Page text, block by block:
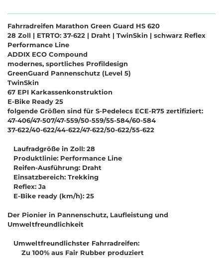
Fahrradreifen Marathon Green Guard HS 620
28 Zoll | ETRTO: 37-622 | Draht | TwinSkin | schwarz Reflex
Performance Line
ADDIX ECO Compound
modernes, sportliches Profildesign
GreenGuard Pannenschutz (Level 5)
TwinSkin
67 EPI Karkassenkonstruktion
E-Bike Ready 25
folgende Größen sind für S-Pedelecs ECE-R75 zertifiziert:
47-406/47-507/47-559/50-559/55-584/60-584
37-622/40-622/44-622/47-622/50-622/55-622
Laufradgröße in Zoll: 28
Produktlinie: Performance Line
Reifen-Ausführung: Draht
Einsatzbereich: Trekking
Reflex: Ja
E-Bike ready (km/h): 25
Der Pionier in Pannenschutz, Laufleistung und
Umweltfreundlichkeit
Umweltfreundlichster Fahrradreifen:
Zu 100% aus Fair Rubber produziert